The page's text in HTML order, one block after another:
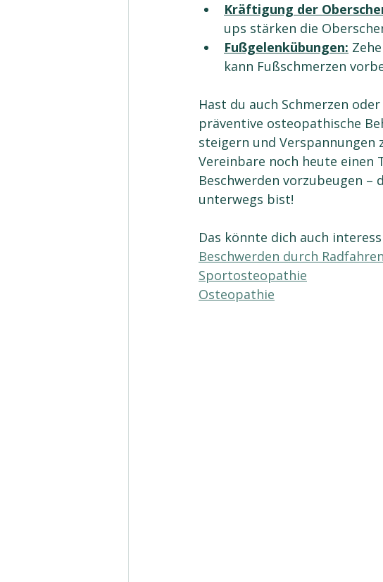
Kräftigung der
ups stärken die
Fußgelenkübungen:
kann Fußschmerzen
Hast du auch Schmerzen
präventive osteopathische
steigern und Verspannungen
Vereinbare noch heute
Beschwerden vorzubeugen
unterwegs bist!
Das könnte dich auch
Beschwerden durch
Sportosteopathie
Osteopathie